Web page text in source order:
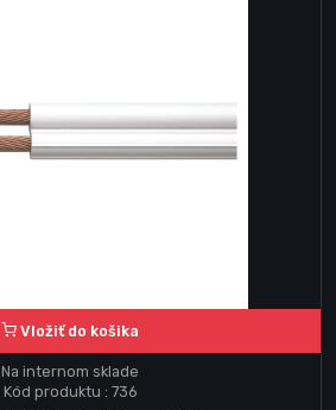
Vložiť do košika
Na internom sklade
Kód produktu : 736